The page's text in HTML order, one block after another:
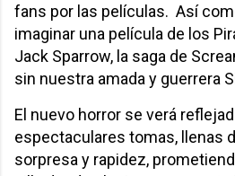
fans por las películas. Así
imaginar una película de los
Jack Sparrow, la saga de
sin nuestra amada y guerrera
El nuevo horror se verá
espectaculares tomas, llenas
sorpresa y rapidez,